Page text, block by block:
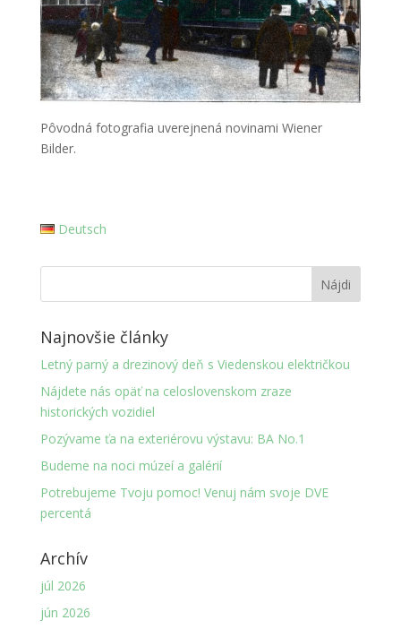
Pôvodná fotografia uverejnená novinami Wiener
Bilder.
Deutsch
Najnovšie články
Letný parný a drezinový deň s Viedenskou električkou
Nájdete nás opäť na celoslovenskom zraze
historických vozidiel
Pozývame ťa na exteriérovu výstavu: BA No.1
Budeme na noci múzeí a galérií
Potrebujeme Tvoju pomoc! Venuj nám svoje DVE
percentá
Archív
júl 2026
jún 2026